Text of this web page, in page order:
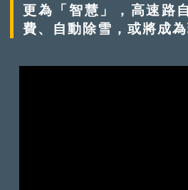
更為「智慧」，高速路
費、自動除雪，或將成為